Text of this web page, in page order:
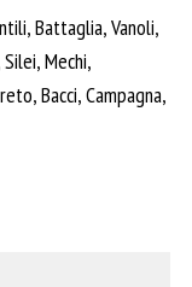
Battaglia, Vanoli,
Mechi,
Bacci, Campagna,